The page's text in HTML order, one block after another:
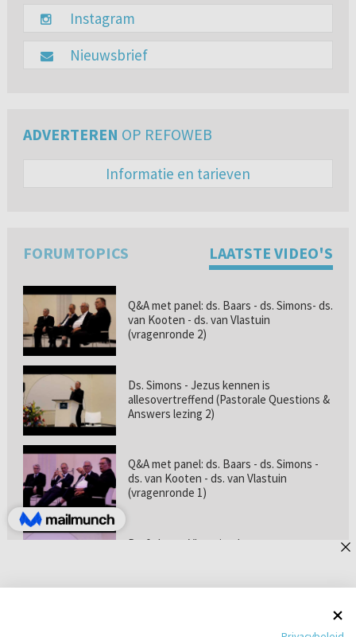
Instagram
Nieuwsbrief
ADVERTEREN OP REFOWEB
Informatie en tarieven
FORUMTOPICS LAATSTE VIDEO'S
Q&A met panel: ds. Baars - ds. Simons- ds.
van Kooten - ds. van Vlastuin
(vragenronde 2)
Ds. Simons - Jezus kennen is
allesovertreffend (Pastorale Questions &
Answers lezing 2)
Q&A met panel: ds. Baars - ds. Simons -
ds. van Kooten - ds. van Vlastuin
(vragenronde 1)
Prof. dr. van Vlastuin - Is